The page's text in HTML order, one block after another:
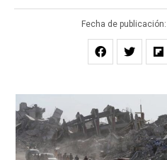
Fecha de publicación: